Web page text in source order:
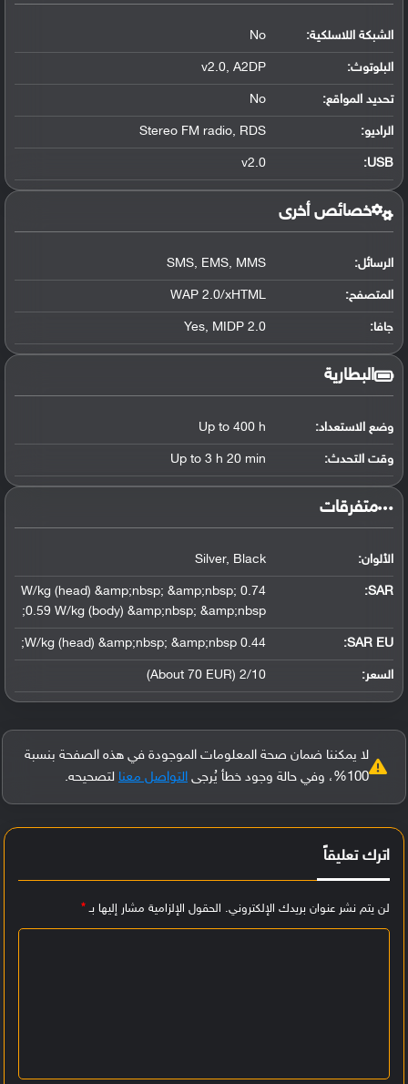
الشبكة اللاسلكية: No
البلوتوث:
v2.0, A2DP
تحديد المواقع:
No
الراديو: Stereo FM radio, RDS
USB
:
v2.0
خصائص أخرى
الرسائل: SMS, EMS, MMS
المتصفح: WAP 2.0/xHTML
جافا: Yes, MIDP 2.0
البطارية
وضع الاستعداد: Up to 400 h
وقت التحدث: Up to 3 h 20 min
‏متفرقات‏
الألوان: Silver, Black
SAR
:
0.74 W/kg (head) &amp;nbsp; &amp;nbsp;
0.59 W/kg (body) &amp;nbsp; &amp;nbsp;
SAR EU:
0.44 W/kg (head) &amp;nbsp; &amp;nbsp;
السعر: 2/10 (About 70 EUR)
لا يمكننا ضمان صحة المعلومات الموجودة في هذه الصفحة بنسبة
100%، وفي حالة وجود خطأ يُرجى
التواصل معنا لتصحيحه.
اترك تعليقاً
لن يتم نشر عنوان بريدك الإلكتروني. الحقول الإلزامية مشار إليها بـ*
ي